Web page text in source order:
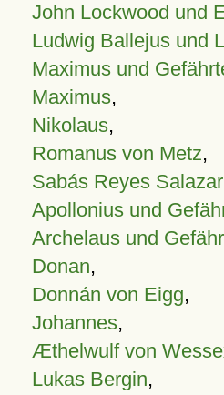
John Lockwood und
Ludwig Ballejus und
Maximus und
Maximus,
Nikolaus,
Romanus von Metz,
Sabás Reyes Salazar
Apollonius und
Archelaus und
Donan,
Donnán von Eigg,
Johannes,
Æthelwulf von
Lukas Bergin,